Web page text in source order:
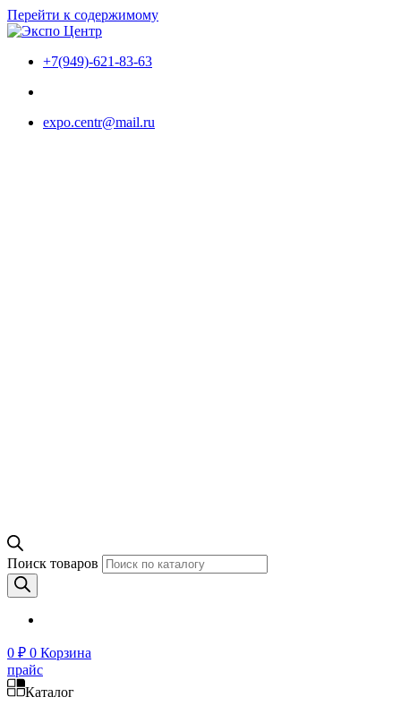
Перейти к содержимому
+7(949)-621-83-63
expo.centr@mail.ru
Поиск товаров
0 ₽ 0 Корзина
прайс
Каталог